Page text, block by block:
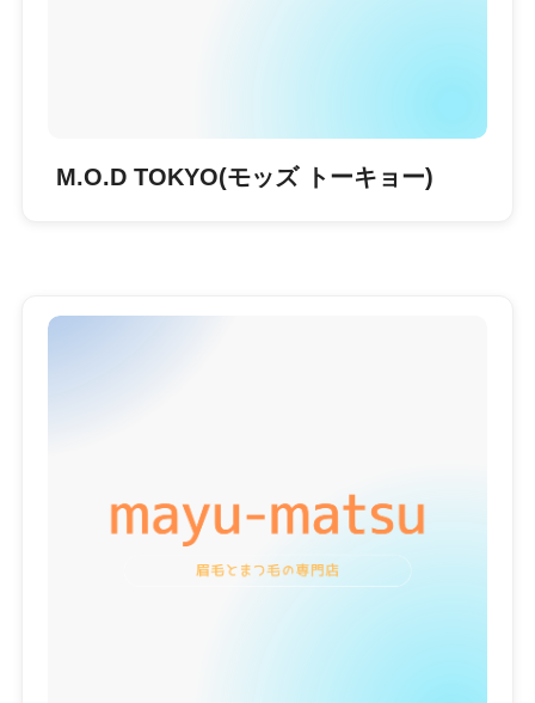
M.O.D TOKYO(モッズ トーキョー)